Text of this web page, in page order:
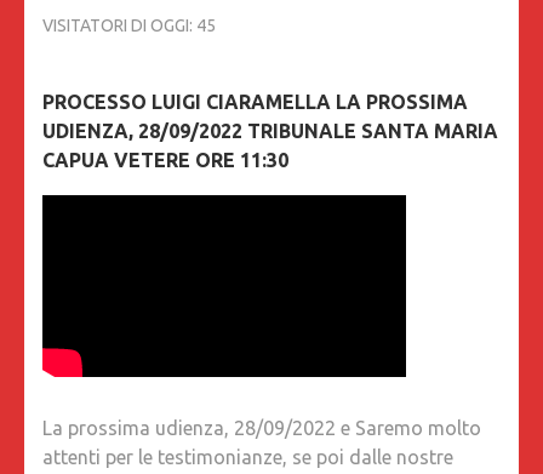
VISITATORI DI OGGI: 45
PROCESSO LUIGI CIARAMELLA LA PROSSIMA
UDIENZA, 28/09/2022 TRIBUNALE SANTA MARIA
CAPUA VETERE ORE 11:30
La prossima udienza, 28/09/2022 e Saremo molto
attenti per le testimonianze, se poi dalle nostre